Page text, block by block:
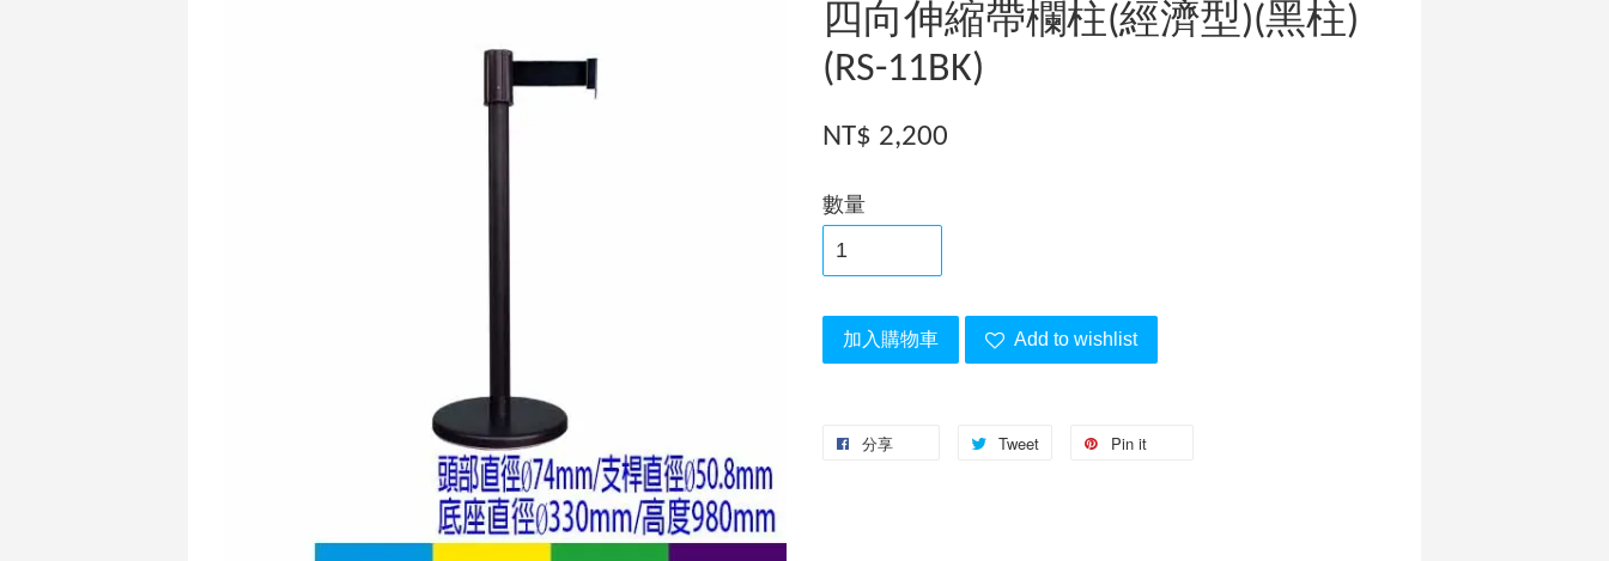
四向伸縮帶欄柱(經濟型)(黑柱)
(RS-11BK)
NT$ 2,200
數量
加入購物車 Add to wishlist
分享 Tweet Pin it